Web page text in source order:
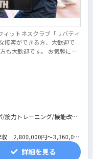
ットネスクラブ「リバティ
接客ができる方、大歓迎で
も大歓迎です。 お気軽にご
筋力トレーニング/機能改善
/スイミング/パーソナルジ
2,800,000円～3,360,000
はありません。
詳細を見る